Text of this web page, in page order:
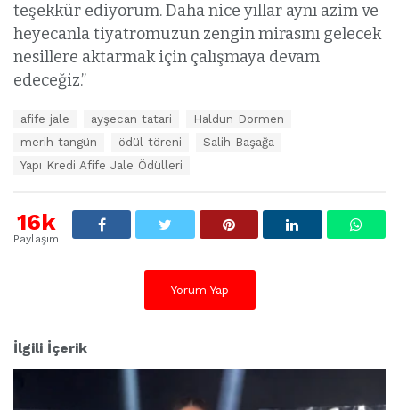
teşekkür ediyorum. Daha nice yıllar aynı azim ve
heyecanla tiyatromuzun zengin mirasını gelecek
nesillere aktarmak için çalışmaya devam
edeceğiz.’’
r
afife jale ayşecan tatari
Haldun Dormen
merih tangün
ödül töreni
Salih Başağa
Yapı Kredi Afife Jale Ödülleri
16k
Paylaşım
Yorum Yap
İlgili İçerik